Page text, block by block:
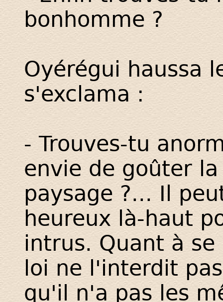
bonhomme ?
Oyérégui haussa
s'exclama :
- Trouves-tu
envie de goûter
paysage ?... Il
heureux là-haut
intrus. Quant à
loi ne l'interdit
qu'il n'a pas les